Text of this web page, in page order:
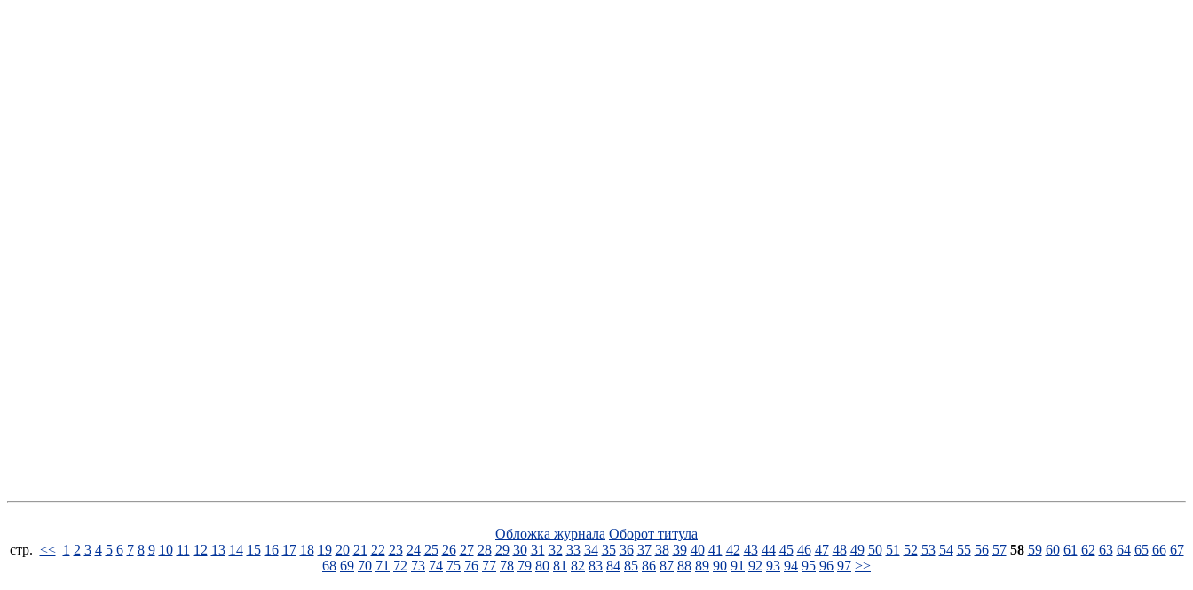
Обложка журнала Оборот титула
стp. << 1 2 3 4 5 6 7 8 9 10 11 12 13 14 15 16 17 18 19 20 21 22 23 24 25 26 27 28 29 30 31 32 33 34 35 36 37 38 39 40 41 42 43 44 45 46 47 48 49 50 51 52 53 54 55 56 57 58 59 60 61 62 63 64 65 66 67
68 69 70 71 72 73 74 75 76 77 78 79 80 81 82 83 84 85 86 87 88 89 90 91 92 93 94 95 96 97 >>